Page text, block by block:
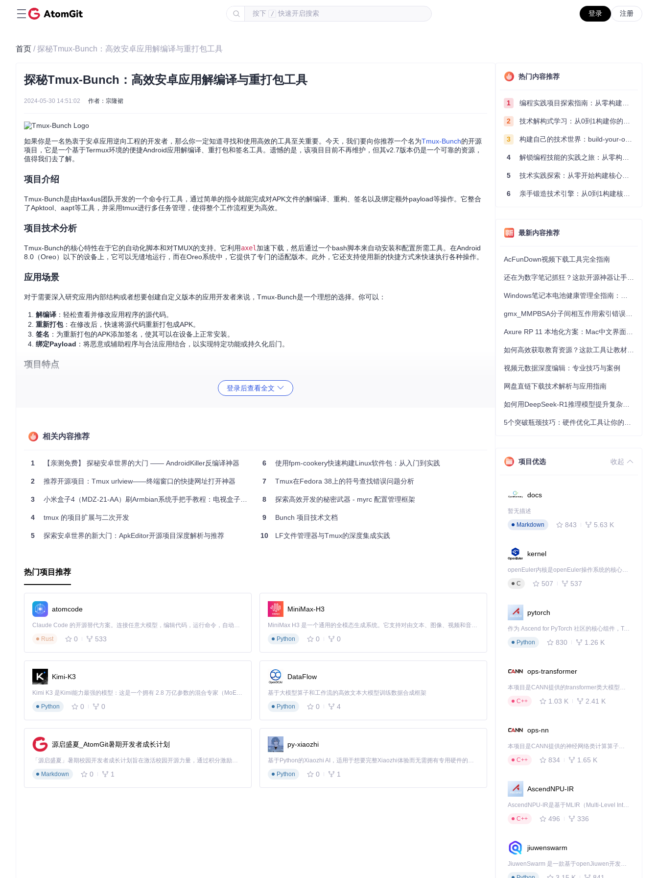
按下 / 快速开启搜索 登录 注册
首页 / 探秘Tmux-Bunch：高效安卓应用解编译与重打包工具
探秘Tmux-Bunch：高效安卓应用解编译与重打包工具
2024-05-30 14:51:02 作者：宗隆裙
如果你是一名热衷于安卓应用逆向工程的开发者，那么你一定知道寻找和使用高效的工具至关重要。今天，我们要向你推荐一个名为Tmux-Bunch的开源
项目，它是一个基于Termux环境的便捷Android应用解编译、重打包和签名工具。遗憾的是，该项目目前不再维护，但其v2.7版本仍是一个可靠的资源，
值得我们去了解。
项目介绍
Tmux-Bunch是由Hax4us团队开发的一个命令行工具，通过简单的指令就能完成对APK文件的解编译、重构、签名以及绑定额外payload等操作。它整合
了Apktool、aapt等工具，并采用tmux进行多任务管理，使得整个工作流程更为高效。
项目技术分析
Tmux-Bunch的核心特性在于它的自动化脚本和对TMUX的支持。它利用axel 加速下载，然后通过一个bash脚本来自动安装和配置所需工具。在Android
8.0（Oreo）以下的设备上，它可以无缝地运行，而在Oreo系统中，它提供了专门的适配版本。此外，它还支持使用新的快捷方式来快速执行各种操作。
应用场景
对于需要深入研究应用内部结构或者想要创建自定义版本的应用开发者来说，Tmux-Bunch是一个理想的选择。你可以：
解编译 ：轻松查看并修改应用程序的源代码。
重新打包：在修改后，快速将源代码重新打包成APK。
签名 ：为重新打包的APK添加签名，使其可以在设备上正常安装。
绑定Payload ：将恶意或辅助程序与合法应用结合，以实现特定功能或持久化后门。
项目特点
：一键式的安装过程，以及简短的命令行操作，使得新手也能迅速上手。
：利用tmux进行多任务处理，提高了工作效率，且经过多次更新迭代，稳定性得到保障。
尽管Tmux-Bunch的维护已停止，但它依然是安卓应用逆向工程领域中的一个实用工具。如果你对此感兴趣，不妨尝试一下这个项目，体验一下它所带来
的便利。
登录后查看全文
相关内容推荐
1 【亲测免费】 探秘安卓世界的大门 —— AndroidKiller反编译神器
2 推荐开源项目：Tmux urlview——终端窗口的快捷网址打开神器
3 小米盒子4（MDZ-21-AA）刷Armbian系统手把手教程：电视盒子改造低成本服务器指南
4 tmux 的项目扩展与二次开发
5 探索安卓世界的新大门：ApkEditor开源项目深度解析与推荐
6 使用fpm-cookery快速构建Linux软件包：从入门到实践
7 Tmux在Fedora 38上的符号查找错误问题分析
8 探索高效开发的秘密武器 - myrc 配置管理框架
9 Bunch 项目技术文档
10 LF文件管理器与Tmux的深度集成实践
热门项目推荐
atomcode
Claude Code 的开源替代方案。连接任意大模型，编辑代码，运行命令，自动验证 — 全自动执行。用 Rust 构建，极致性能。 ｜ An open-source alternative to Claude Code. Connect any LLM, edit code, run commands, and verify changes — autonomously. Built in Rust for speed. Get Started
Rust
0 533
MiniMax-H3
MiniMax H3 是一个通用的全模态生成系统。它支持对由文本、图像、视频和音频组成的多模态上下文进行统一理解，并能生成分辨率高达 2K、时长可达 15 秒的带原生立体声音频的视频。得益于面向任务泛化的系统设计，H3 在预训练阶段就已具备广泛的多模态上下文理解与生成能力，能够出色地执行复杂的多模态指令。
Python
0 0
Kimi-K3
Kimi K3 是Kimi能力最强的模型：这是一个拥有 2.8 万亿参数的混合专家（MoE）模型，具备原生视觉理解能力，并支持 100 万 token 的上下文窗口。
Python
0 0
DataFlow
基于大模型算子和工作流的高效文本大模型训练数据合成框架
Python
0 4
源启盛夏_AtomGit暑期开发者成长计划
「源启盛夏」暑期校园开发者成长计划旨在激活校园开源力量，通过积分激励、认证扶持、资源倾斜等形式，引导高校组织和开发者完成「入驻 — 建项目 — 做贡献 — 获认证 — 得资源」的完整闭环。无论你是想带领社团入驻平台的组织者，还是希望用代码贡献证明自己的开发者，都能在这里找到属于你的成长路径。
Markdown
0 1
py-xiaozhi
基于Python的Xiaozhi AI，适用于想要完整Xiaozhi体验而无需拥有专用硬件的用户。
Python
0 1
热门内容推荐
1 编程实践项目探索指南：从零构建技术能力体系
2 技术解构式学习：从0到1构建你的编程知识体系
3 构建自己的技术世界：build-your-own-x项目的实践探索指南
4 解锁编程技能的实践之旅：从零构建你的技术世界
5 技术实践探索：从零开始构建核心系统的实践指南
6 亲手锻造技术引擎：从0到1构建核心系统的实践指南
最新内容推荐
AcFunDown视频下载工具完全指南
视频元数据深度编辑：专业技巧与案例
网盘直链下载技术解析与应用指南
项目优选 收起
docs
暂无描述
Markdown
843 5.63 K
kernel
openEuler内核是openEuler操作系统的核心，既是系统性能与稳定性的基石，也是连接处理器、设备与服务的桥梁。
C
507 537
pytorch
作为 Ascend for PyTorch 社区的核心组件，TorchNPU 是昇腾专为 PyTorch 打造的深度学习适配插件，使 PyTorch 框架能够直接调用昇腾 NPU，为开发者提供昇腾 AI 处理器的超强算力。
Python
830 1.26 K
ops-transformer
本项目是CANN提供的transformer类大模型算子库，实现网络在NPU上加速计算。
C++
1.03 K 2.41 K
ops-nn
本项目是CANN提供的神经网络类计算算子库，实现网络在NPU上加速计算。
C++
834 1.65 K
AscendNPU-IR
AscendNPU-IR是基于MLIR（Multi-Level Intermediate Representation）构建的，面向昇腾亲和算子编译时使用的中间表示，提供昇腾完备表达能力，通过编译优化提升昇腾AI处理器计算效率，支持通过生态框架使能昇腾AI处理器与深度调优
C++
496 336
jiuwenswarm
JiuwenSwarm 是一款基于openJiuwen开发的智能AI Agent，它能够将大语言模型的强大能力，通过你日常使用的各类通讯应用，直接延伸至你的指尖。